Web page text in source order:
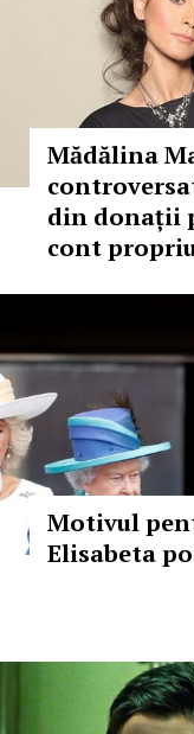
Mădălina
din donații
cont
Motivul
Elisabeta